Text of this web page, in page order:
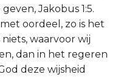
Jakobus 1:5.
oordeel, zo is het
waarvoor wij
dan in het regeren
deze wijsheid